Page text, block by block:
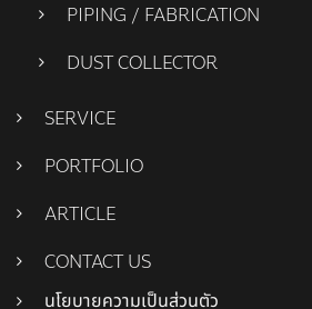
PIPING / FABRICATION
DUST COLLECTOR
SERVICE
PORTFOLIO
ARTICLE
CONTACT US
นโยบายความเป็นส่วนตัว